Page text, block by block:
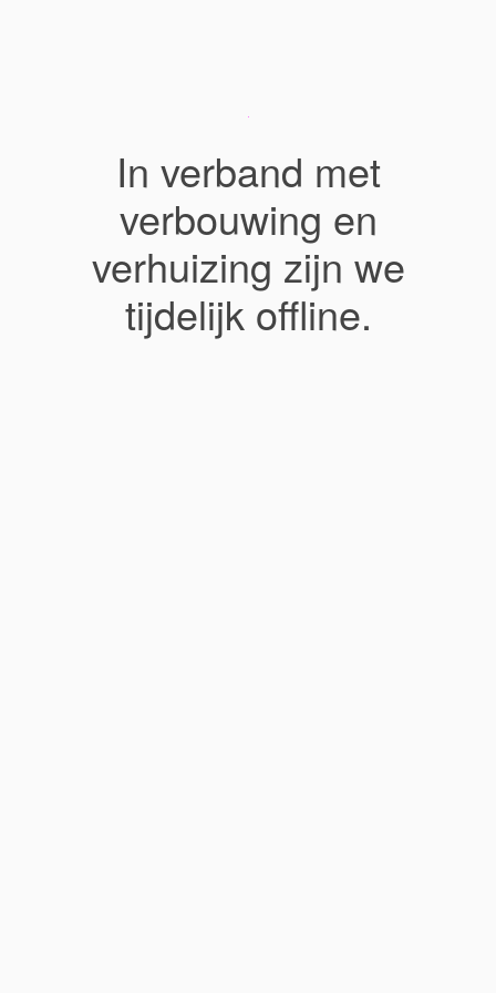
In verband met
verbouwing en
verhuizing zijn we
tijdelijk offline.